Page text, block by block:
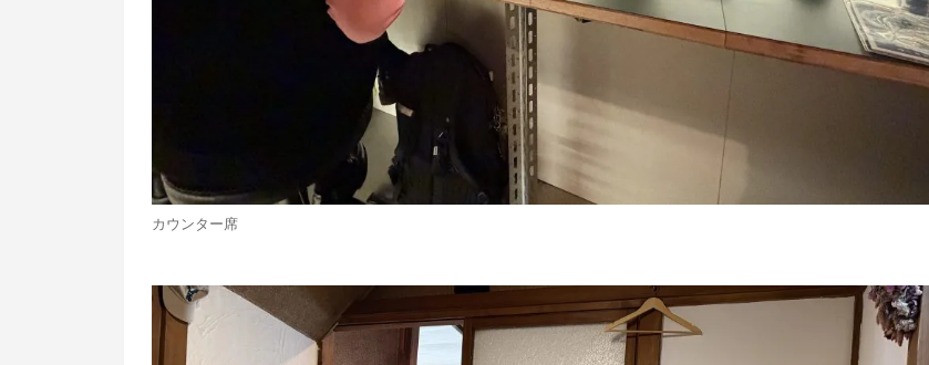
カウンター席